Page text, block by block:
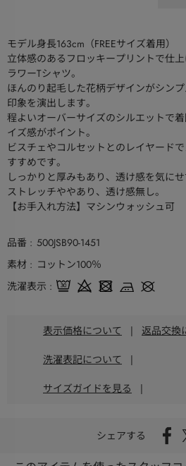
モデル身長163cm（FREEサイズ着用）
立体感のあるフロッキープリントで仕
ラワーTシャツ。
ほんのり起毛した花柄デザインがシン
印象を演出します。
程よいオーバーサイズのシルエットで
イズ感がポイント。
ビスチェやコルセットとのレイヤード
すすめです。
しっかりと厚みもあり、透け感を気にせ
ストレッチややあり、透け感無し。
【お手入れ方法】マシンウォッシュ可
品番
500JSB90-1451
素材
コットン100％
洗濯表示
表示価格について | 返品交換
洗濯表記について |
サイズガイドを見る |
シェアする